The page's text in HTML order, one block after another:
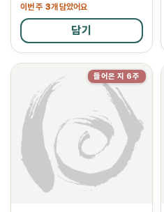
이번 주 3개 담았어요
담기
들어온 지 6주